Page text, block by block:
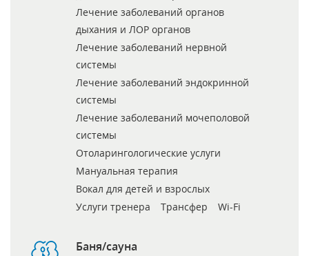
Лечение заболеваний органов
дыхания и ЛОР органов
Лечение заболеваний нервной
системы
Лечение заболеваний эндокринной
системы
Лечение заболеваний мочеполовой
системы
Отоларингологические услуги
Мануальная терапия
Вокал для детей и взрослых
Услуги тренера
Трансфер Wi-Fi
Баня/сауна